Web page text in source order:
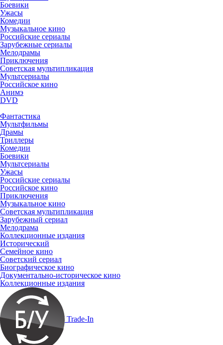
Боевики
Ужасы
Комедии
Музыкальное кино
Российские сериалы
Зарубежные сериалы
Мелодрамы
Приключения
Советская мультипликация
Мультсериалы
Российское кино
Анимэ
DVD
Фантастика
Мультфильмы
Драмы
Триллеры
Комедии
Боевики
Мультсериалы
Ужасы
Российские сериалы
Российское кино
Приключения
Музыкальное кино
Советская мультипликация
Зарубежный сериал
Мелодрама
Коллекционные издания
Исторический
Семейное кино
Советский сериал
Биографическое кино
Документально-историческое кино
Коллекционные издания
Trade-In